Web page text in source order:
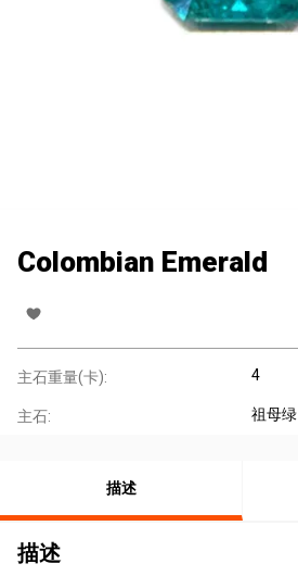
Colombian Emerald
主石重量(卡): 4
主石: 祖母绿
描述
描述